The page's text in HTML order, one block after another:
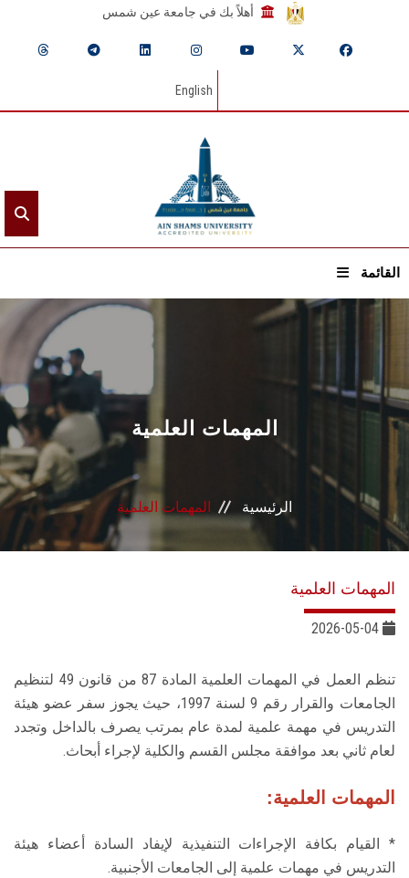
أهلاً بك في جامعة عين شمس
English
القائمة
الرئيسيـة
عن الجامعة
القطاعـات
الشئون الأكاديمية
البحث العلمي
الأنظمة الذكية
الإعلام
المهمات العلمية
الرئيسية المهمات العلمية
المهمات العلمية
تنظم العمل في المهمات العلمية المادة 87 من قانون 49 لتنظيم
الجامعات والقرار رقم 9 لسنة 1997، حيث يجوز سفر عضو هيئة
التدريس في مهمة علمية لمدة عام بمرتب يصرف بالداخل وتجدد
لعام ثاني بعد موافقة مجلس القسم والكلية لإجراء أبحاث.
المهمات العلمية:
* القيام بكافة الإجراءات التنفيذية لإيفاد السادة أعضاء هيئة
التدريس في مهمات علمية إلى الجامعات الأجنبية.